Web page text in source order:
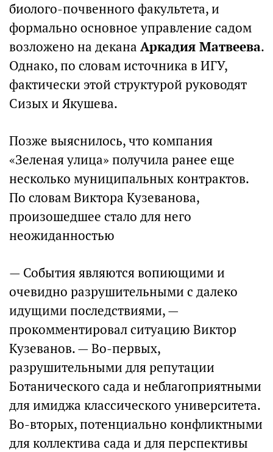
биолого-почвенного факультета, и
формально основное управление садом
возложено на декана Аркадия Матвеева.
Однако, по словам источника в ИГУ,
фактически этой структурой руководят
Сизых и Якушева.
Позже выяснилось, что компания
«Зеленая улица» получила ранее еще
несколько муниципальных контрактов.
По словам Виктора Кузеванова,
произошедшее стало для него
неожиданностью
— События являются вопиющими и
очевидно разрушительными с далеко
идущими последствиями, —
прокомментировал ситуацию Виктор
Кузеванов. — Во-первых,
разрушительными для репутации
Ботанического сада и неблагоприятными
для имиджа классического университета.
Во-вторых, потенциально конфликтными
для коллектива сада и для перспективы